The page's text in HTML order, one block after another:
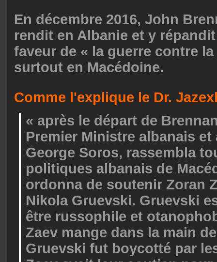
En décembre 2016, John
rendit en Albanie et y
faveur de « la guerre contre
surtout en Macédoine.
Comme l'explique le Dr.
« après le départ de
Premier Ministre albanais
George Soros, rassembla
politiques albanais de
ordonna de soutenir Zoran
Nikola Gruevski. Gruevski
être russophile et
Zaev mange dans la main
Gruevski fut boycotté par